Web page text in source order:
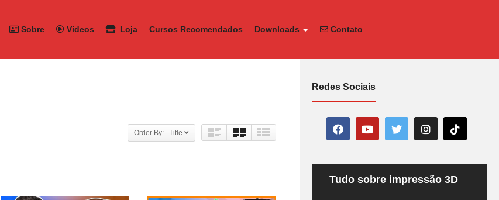
Sobre Vídeos Loja Cursos Recomendados Downloads Contato
Order By: Title
Redes Sociais
Tudo sobre impressão 3D